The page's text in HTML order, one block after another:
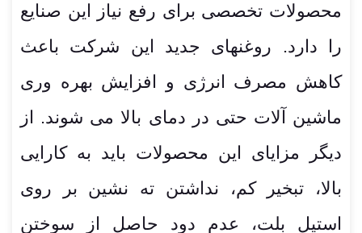
محصولات تخصصی برای رفع نیاز این صنایع
را دارد. روغنهای جدید این شرکت باعث
کاهش مصرف انرژی و افزایش بهره وری
ماشین آلات حتی در دمای بالا می شوند. از
دیگر مزایای این محصولات باید به کارایی
بالا، تبخیر کم، نداشتن ته نشین بر روی
استیل بلت، عدم دود حاصل از سوختن